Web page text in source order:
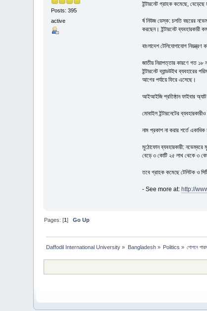
Posts: 395
active
ইন্টারনেট গ্রাহক কমেছে,
র্ষ নিউজ ডেস্ক: চলতি বছরের
করছেন। ইন্টারনেট ব্যবহারকারী
বাংলাদেশ টেলিযোগাযোগ
জাতীয় নিরাপত্তার কারণে গত ১৮
ইন্টারনেট ব্যান্ডউইথ ব্যবহারের
আগের পর্যায়ে ফিরে এসেছে।
আইআইজি প্রতিষ্ঠান ফাইবার
মোবাইল ইন্টারনেটের
নাম প্রকাশ না করার শর্তে
মুঠোফোন ব্যবহারকারী: নভেম্বরে
বেড়ে ৩ কোটি ২৫ লাখ থেকে ৩
তবে গ্রাহক কমেছে টেলিটক ও
- See more at: http://
Pages: [1]Go Up
Daffodil International University » Bangladesh» Politics » গোপনে